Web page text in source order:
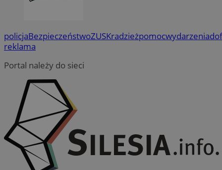
policjaBezpieczeństwoZUSKradzieżpomocwydarzenia
reklama
Portal należy do sieci